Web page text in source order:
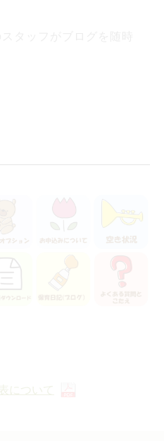
タッフがブログを随時
について